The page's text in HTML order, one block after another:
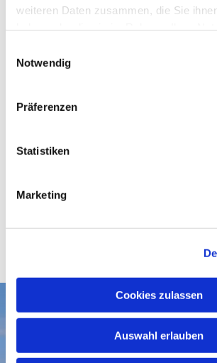
weiteren Daten zusammen, die Sie
Notwendig
Präferenzen
Statistiken
Marketing
Cookies zulassen
Auswahl erlauben
Aktuelles
Gottesdienste
Gemeindegruß-Archiv